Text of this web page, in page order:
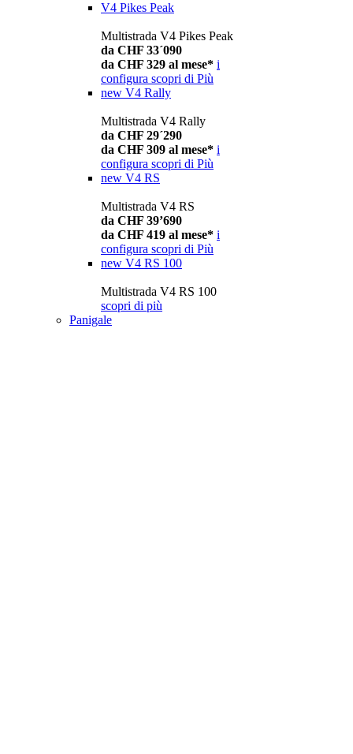
V4 Pikes Peak
Multistrada V4 Pikes Peak
da CHF 33´090
da CHF 329 al mese* i
configura scopri di Più
new V4 Rally
Multistrada V4 Rally
da CHF 29´290
da CHF 309 al mese* i
configura scopri di Più
new V4 RS
Multistrada V4 RS
da CHF 39’690
da CHF 419 al mese* i
configura scopri di Più
new V4 RS 100
Multistrada V4 RS 100
scopri di più
Panigale